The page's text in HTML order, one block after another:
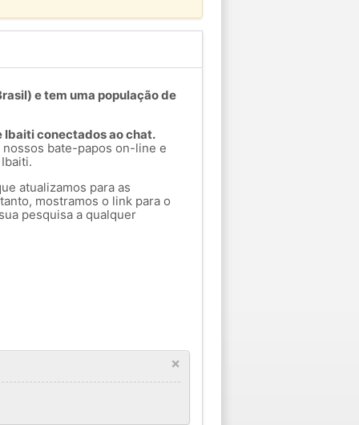
e tem uma população de
Ibaiti conectados ao chat.
bate-papos on-line e
atualizamos para as
mostramos o link para o
pesquisa a qualquer
×